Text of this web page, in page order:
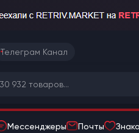
Телеграм Канал
Мессенджеры Почты